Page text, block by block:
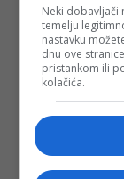
Neki dobavljači
temelju
nastavku
dnu ove
pristankom ili
kolačića.